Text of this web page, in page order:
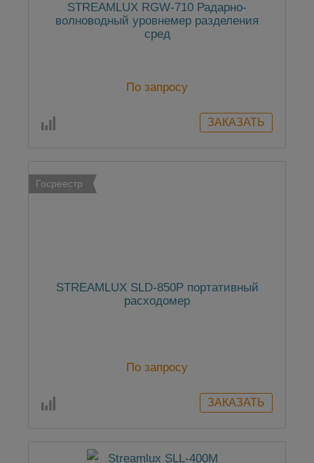
STREAMLUX RGW-710 Радарно-
волноводный уровнемер разделения
сред
По запросу
Госреестр
STREAMLUX SLD-850P портативный
расходомер
По запросу